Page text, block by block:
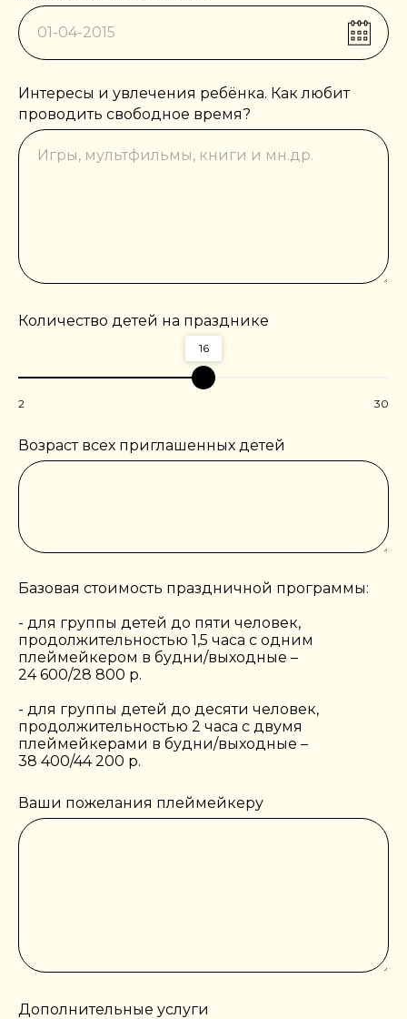
Интересы и увлечения ребёнка. Как любит
проводить свободное время?
Количество детей на празднике
16
2 30
Возраст всех приглашенных детей
Базовая стоимость праздничной программы:
- для группы детей до пяти человек,
продолжительностью 1,5 часа с одним
плеймейкером в будни/выходные –
24 600/28 800 р.
- для группы детей до десяти человек,
продолжительностью 2 часа с двумя
плеймейкерами в будни/выходные –
38 400/44 200 р.
Ваши пожелания плеймейкеру
Дополнительные услуги